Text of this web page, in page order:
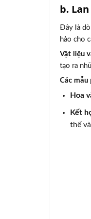
b.
Đây là
hảo cho
Vật liệu
tạo ra
Các mẫu
Hoa
Kết
thế